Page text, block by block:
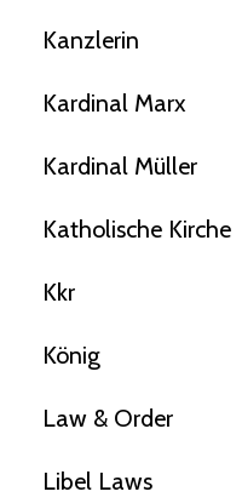
Kanzlerin
Kardinal Marx
Kardinal Müller
Katholische Kirche
Kkr
König
Law & Order
Libel Laws